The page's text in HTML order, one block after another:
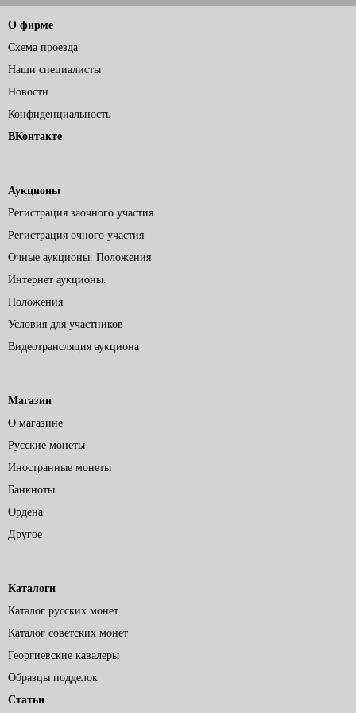
О фирме
Схема проезда
Наши специалисты
Новости
Конфиденциальность
ВКонтакте
Аукционы
Регистрация заочного участия
Регистрация очного участия
Очные аукционы. Положения
Интернет аукционы.
Положения
Условия для участников
Видеотрансляция аукциона
Магазин
О магазине
Русские монеты
Иностранные монеты
Банкноты
Ордена
Другое
Каталоги
Каталог русских монет
Каталог советских монет
Георгиевские кавалеры
Образцы подделок
Статьи